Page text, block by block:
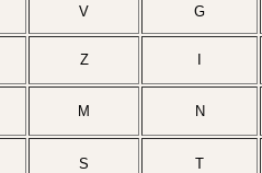
V G
Z
M N
S T